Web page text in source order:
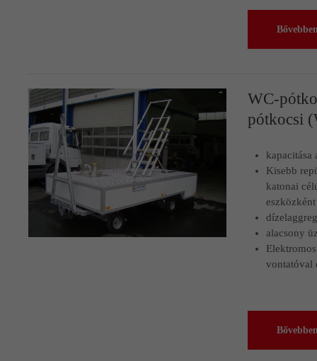
WC-
pótkocsi
Kisebb
katonai
eszközként
alacsony
vontatóval